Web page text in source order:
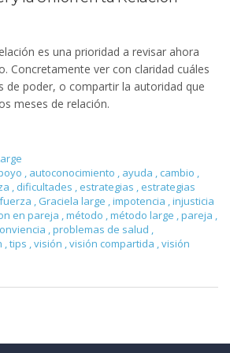
es una prioridad a revisar ahora
Concretamente ver con claridad cuáles
de poder, o compartir la autoridad que
meses de relación.
, autoconocimiento , ayuda , cambio ,
, dificultades , estrategias , estrategias
fuerza , Graciela large ,impotencia ,injusticia
en pareja ,método ,método large ,pareja ,
,problemas de salud ,
,tips ,visión ,visión compartida ,visión